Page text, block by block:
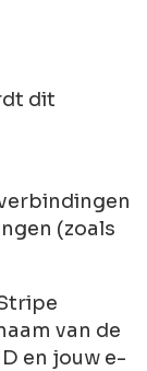
dit
(zoals
van de
en jouw e-